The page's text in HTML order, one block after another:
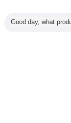
Good day, what